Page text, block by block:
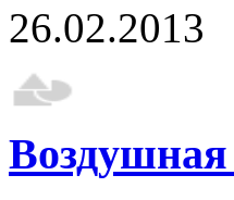
26.02.2013